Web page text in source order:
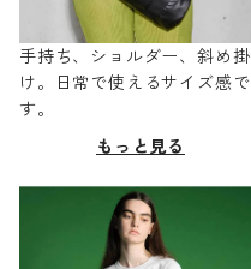
手持ち、ショルダー、斜め掛
け。日常で使えるサイズ感で
す。
もっと見る